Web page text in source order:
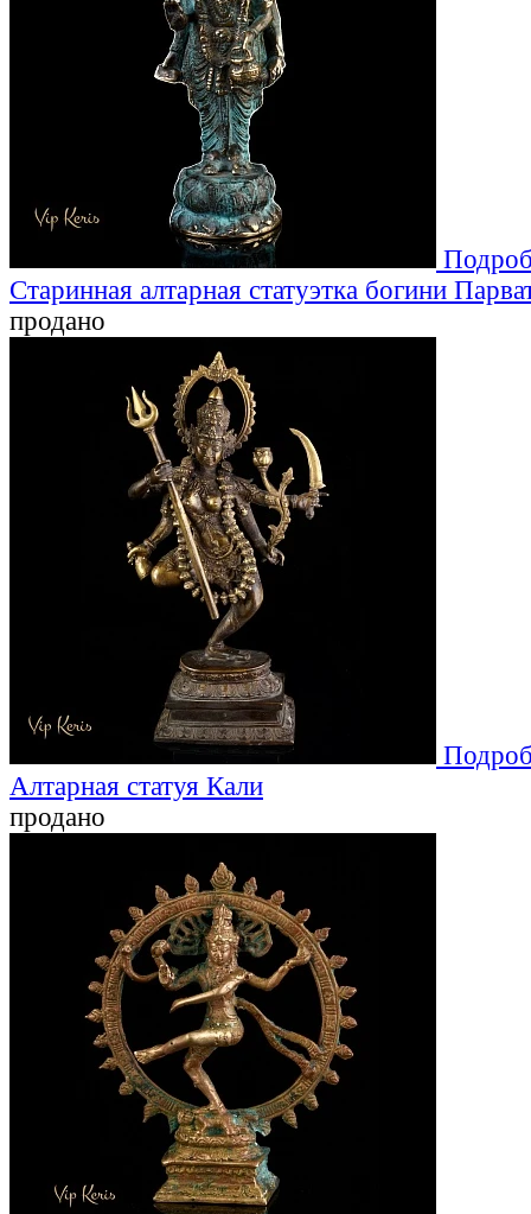
Старинная алтарная статуэтка богини
продано
Алтарная статуя Кали
продано